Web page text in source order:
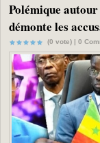
Polémique
démonte les
(0 vote) | 0